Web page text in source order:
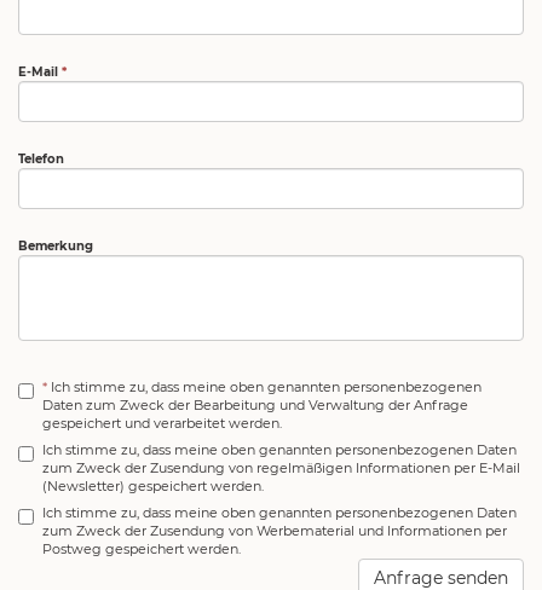
E-Mail *
Telefon
Bemerkung
* Ich stimme zu, dass meine oben genannten personenbezogenen
Daten zum Zweck der Bearbeitung und Verwaltung der Anfrage
gespeichert und verarbeitet werden.
Ich stimme zu, dass meine oben genannten personenbezogenen Daten
zum Zweck der Zusendung von regelmäßigen Informationen per E-Mail
(Newsletter) gespeichert werden.
Ich stimme zu, dass meine oben genannten personenbezogenen Daten
zum Zweck der Zusendung von Werbematerial und Informationen per
Postweg gespeichert werden.
Anfrage senden
RESTPLATZ